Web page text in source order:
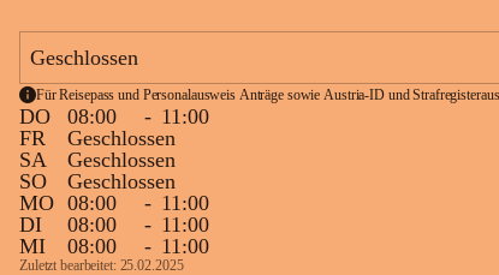
Geschlossen
Für Reisepass und Personalausweis Anträge sowie Austria-ID und
DO 08:00 - 11:00
FR
Geschlossen
SA
Geschlossen
SO
Geschlossen
MO 08:00 - 11:00
DI
08:00 - 11:00
MI
08:00 - 11:00
Zuletzt bearbeitet: 25.02.2025